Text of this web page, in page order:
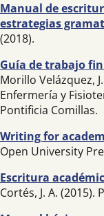
Manual de
estrategias
(2018).
Guía de trabajo
Morillo Velázquez,
Enfermería y
Pontificia Comillas.
Writing for
Open University
Escritura
Cortés, J. A. (2015).